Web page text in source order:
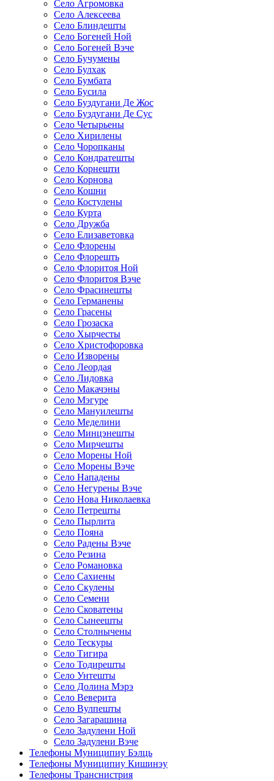
Село Агромовка
Село Алексеева
Село Блиндешты
Село Богеней Ной
Село Богеней Вэче
Село Бучумены
Село Булхак
Село Бумбата
Село Бусила
Село Буздугани Де Жос
Село Буздугани Де Сус
Село Четырьены
Село Хирилены
Село Чоропканы
Село Кондратешты
Село Корнешти
Село Корнова
Село Кошни
Село Костулены
Село Курта
Село Дружба
Село Елизаветовка
Село Флорены
Село Флорешть
Село Флоритоя Ной
Село Флоритоя Вэче
Село Фрасинешты
Село Германены
Село Грасены
Село Грозаска
Село Хырчесты
Село Христофоровка
Село Изворены
Село Леордая
Село Лидовка
Село Макачэны
Село Мэгуре
Село Мануилешты
Село Меделини
Село Минцэнешты
Село Мирчешты
Село Морены Ной
Село Морены Вэче
Село Нападены
Село Негурены Вэче
Село Нова Николаевка
Село Петрешты
Село Пырлита
Село Пояна
Село Радены Вэче
Село Резина
Село Романовка
Село Сахиены
Село Скулены
Село Семени
Село Сковатены
Село Сынеешты
Село Столнычены
Село Тескуры
Село Тигира
Село Тодирешты
Село Унтешты
Село Долина Мэрэ
Село Веверита
Село Вулпешты
Село Загарашина
Село Задулени Ной
Село Задулени Вэче
Телефоны Муниципиу Бэлць
Телефоны Муниципиу Кишинэу
Телефоны Транснистрия